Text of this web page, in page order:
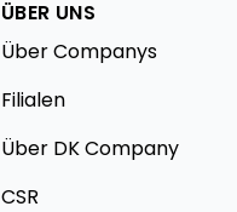
ÜBER UNS
Über Companys
Filialen
Über DK Company
CSR